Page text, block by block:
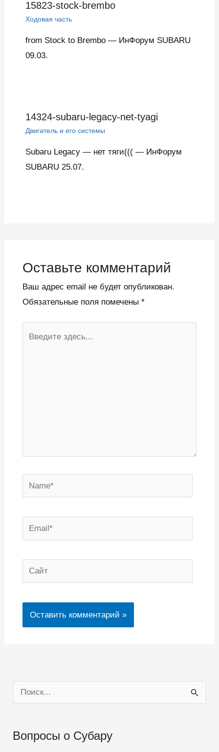
15823-stock-brembo
Ходовая часть
from Stock to Brembo — ИнФорум SUBARU
09.03.
14324-subaru-legacy-net-tyagi
Двигатель и его системы
Subaru Legacy — нет тяги((( — ИнФорум
SUBARU 25.07.
Оставьте комментарий
Ваш адрес email не будет опубликован.
Обязательные поля помечены *
Name*
Email*
Сайт
о
с
Вопросы о Субару